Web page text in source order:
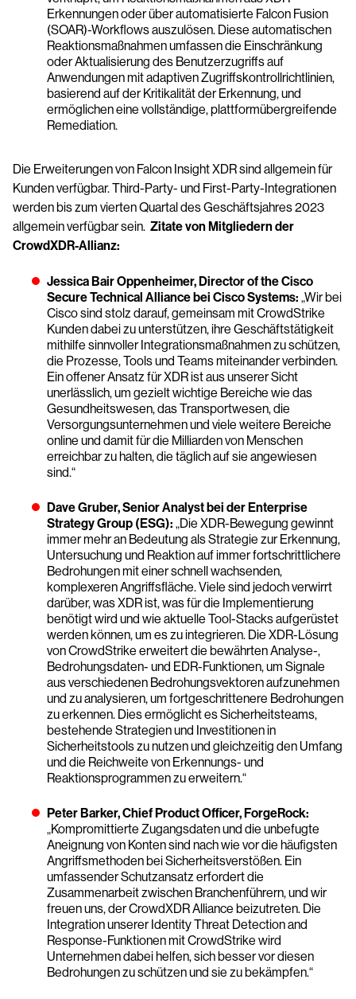
Erkennungen oder über automatisierte Falcon Fusion
(SOAR)-Workflows auszulösen. Diese automatischen
Reaktionsmaßnahmen umfassen die Einschränkung
oder Aktualisierung des Benutzerzugriffs auf
Anwendungen mit adaptiven Zugriffskontrollrichtlinien,
basierend auf der Kritikalität der Erkennung, und
ermöglichen eine vollständige, plattformübergreifende
Remediation.
Die Erweiterungen von Falcon Insight XDR sind allgemein für
Kunden verfügbar. Third-Party- und First-Party-Integrationen
werden bis zum vierten Quartal des Geschäftsjahres 2023
allgemein verfügbar sein. Zitate von Mitgliedern der
CrowdXDR-Allianz:
Jessica Bair Oppenheimer, Director of the Cisco
Secure Technical Alliance bei Cisco Systems: „Wir bei
Cisco sind stolz darauf, gemeinsam mit CrowdStrike
Kunden dabei zu unterstützen, ihre Geschäftstätigkeit
mithilfe sinnvoller Integrationsmaßnahmen zu schützen,
die Prozesse, Tools und Teams miteinander verbinden.
Ein offener Ansatz für XDR ist aus unserer Sicht
unerlässlich, um gezielt wichtige Bereiche wie das
Gesundheitswesen, das Transportwesen, die
Versorgungsunternehmen und viele weitere Bereiche
online und damit für die Milliarden von Menschen
erreichbar zu halten, die täglich auf sie angewiesen
sind.“
Dave Gruber, Senior Analyst bei der Enterprise
Strategy Group (ESG): „Die XDR-Bewegung gewinnt
immer mehr an Bedeutung als Strategie zur Erkennung,
Untersuchung und Reaktion auf immer fortschrittlichere
Bedrohungen mit einer schnell wachsenden,
komplexeren Angriffsfläche. Viele sind jedoch verwirrt
darüber, was XDR ist, was für die Implementierung
benötigt wird und wie aktuelle Tool-Stacks aufgerüstet
werden können, um es zu integrieren. Die XDR-Lösung
von CrowdStrike erweitert die bewährten Analyse-,
Bedrohungsdaten- und EDR-Funktionen, um Signale
aus verschiedenen Bedrohungsvektoren aufzunehmen
und zu analysieren, um fortgeschrittenere Bedrohungen
zu erkennen. Dies ermöglicht es Sicherheitsteams,
bestehende Strategien und Investitionen in
Sicherheitstools zu nutzen und gleichzeitig den Umfang
und die Reichweite von Erkennungs- und
Reaktionsprogrammen zu erweitern.“
Peter Barker, Chief Product Officer, ForgeRock:
„Kompromittierte Zugangsdaten und die unbefugte
Aneignung von Konten sind nach wie vor die häufigsten
Angriffsmethoden bei Sicherheitsverstößen. Ein
umfassender Schutzansatz erfordert die
Zusammenarbeit zwischen Branchenführern, und wir
freuen uns, der CrowdXDR Alliance beizutreten. Die
Integration unserer Identity Threat Detection and
Response-Funktionen mit CrowdStrike wird
Unternehmen dabei helfen, sich besser vor diesen
Bedrohungen zu schützen und sie zu bekämpfen.“